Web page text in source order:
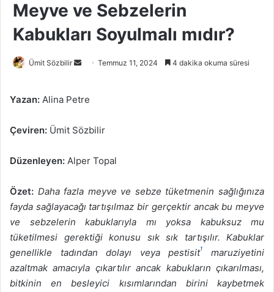
Meyve ve Sebzelerin
Kabukları Soyulmalı mıdır?
Ümit Sözbilir
Bir
göndermek
Temmuz 11, 2024 4 dakika okuma süresi
Yazan: Alina Petre
Çeviren: Ümit Sözbilir
Düzenleyen: Alper Topal
Özet: Daha fazla meyve ve sebze tüketmenin sağlığınıza
fayda sağlayacağı tartışılmaz bir gerçektir ancak bu meyve
ve sebzelerin kabuklarıyla mı yoksa kabuksuz mu
tüketilmesi gerektiği konusu sık sık tartışılır. Kabuklar
genellikle tadından dolayı veya pestisit1
maruziyetini
azaltmak amacıyla çıkartılır ancak kabukların çıkarılması,
bitkinin en besleyici kısımlarından birini kaybetmek